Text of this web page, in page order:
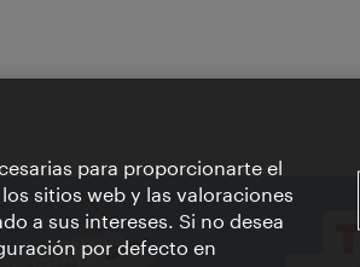
para proporcionarte el
sitios web y las valoraciones
a sus intereses. Si no desea
por defecto en